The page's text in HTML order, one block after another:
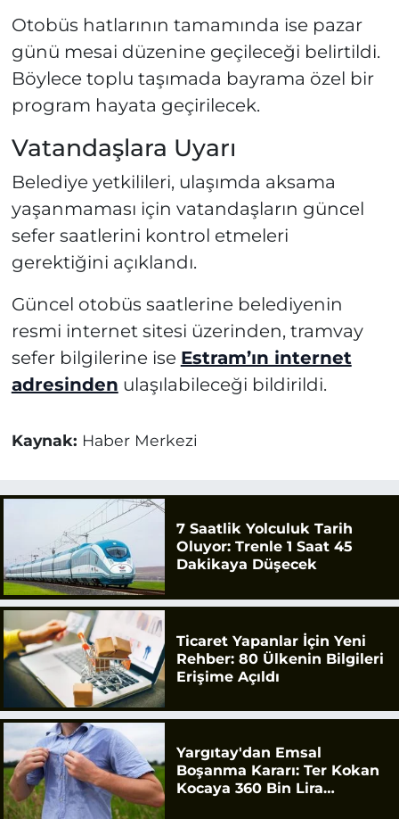
Otobüs hatlarının tamamında ise pazar
günü mesai düzenine geçileceği belirtildi.
Böylece toplu taşımada bayrama özel bir
program hayata geçirilecek.
Vatandaşlara Uyarı
Belediye yetkilileri, ulaşımda aksama
yaşanmaması için vatandaşların güncel
sefer saatlerini kontrol etmeleri
gerektiğini açıklandı.
Güncel otobüs saatlerine belediyenin
resmi internet sitesi üzerinden, tramvay
sefer bilgilerine ise Estram’ın internet
adresinden ulaşılabileceği bildirildi.
Kaynak: Haber Merkezi
7 Saatlik Yolculuk Tarih
Oluyor: Trenle 1 Saat 45
Dakikaya Düşecek
Ticaret Yapanlar İçin Yeni
Rehber: 80 Ülkenin Bilgileri
Erişime Açıldı
Yargıtay'dan Emsal
Boşanma Kararı: Ter Kokan
Kocaya 360 Bin Lira